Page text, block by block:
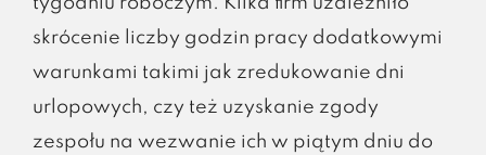
skrócenie liczby godzin pracy dodatkowymi
warunkami takimi jak zredukowanie dni
urlopowych, czy też uzyskanie zgody
zespołu na wezwanie ich w piątym dniu do